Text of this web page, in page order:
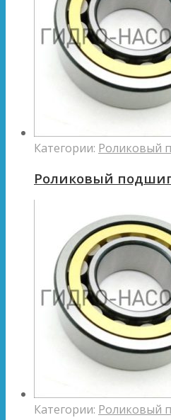
Категории: Роликовый
Роликовый
Категории: Роликовый